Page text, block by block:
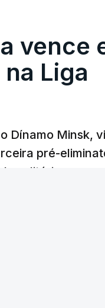
vence
Liga
Dínamo Minsk,
pré-
solitário.